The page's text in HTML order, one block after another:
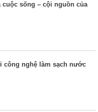
cuộc sống – cội nguồn của
công nghệ làm sạch nước